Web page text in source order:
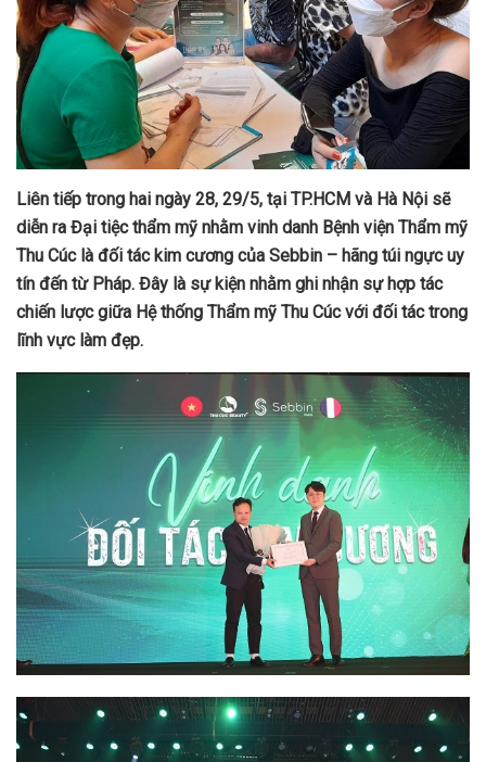
Liên tiếp trong hai ngày 28, 29/5, tại TP.HCM và Hà Nội sẽ
diễn ra Đại tiệc thẩm mỹ nhằm vinh danh Bệnh viện Thẩm mỹ
Thu Cúc là đối tác kim cương của Sebbin – hãng túi ngực uy
tín đến từ Pháp. Đây là sự kiện nhằm ghi nhận sự hợp tác
chiến lược giữa Hệ thống Thẩm mỹ Thu Cúc với đối tác trong
lĩnh vực làm đẹp.